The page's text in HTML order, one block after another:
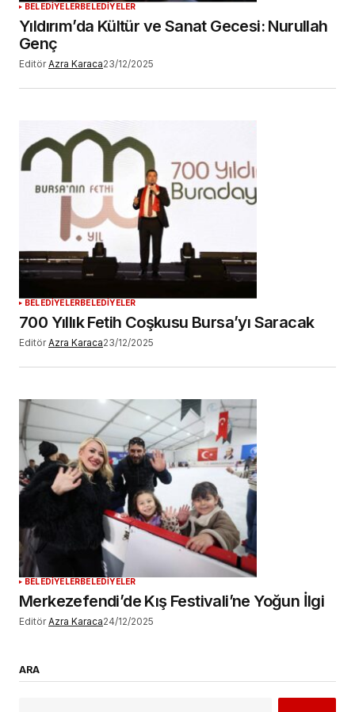
BELEDİYELERBELEDİYELER
Yıldırım’da Kültür ve Sanat Gecesi: Nurullah
Genç
Editör Azra Karaca23/12/2025
BELEDİYELERBELEDİYELER
700 Yıllık Fetih Coşkusu Bursa’yı Saracak
Editör Azra Karaca23/12/2025
BELEDİYELERBELEDİYELER
Merkezefendi’de Kış Festivali’ne Yoğun İlgi
Editör Azra Karaca24/12/2025
ARA